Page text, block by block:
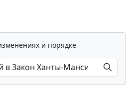
и порядке